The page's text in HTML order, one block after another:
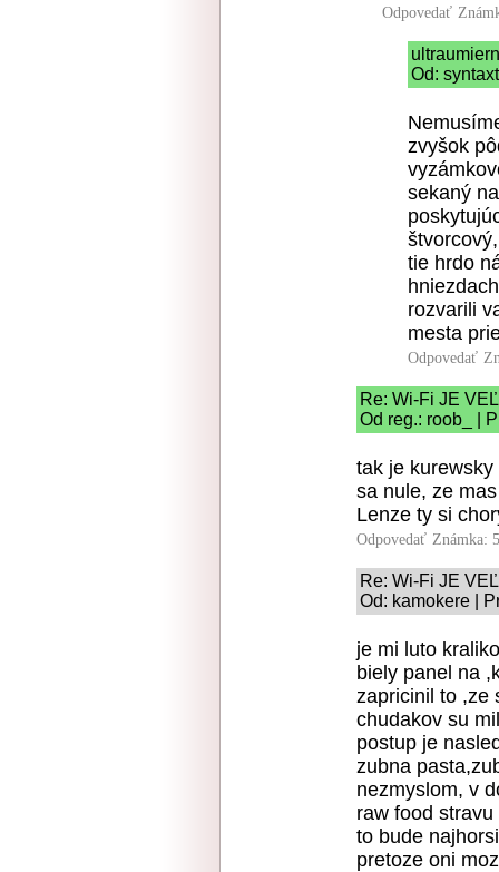
Odpovedať
Od:
zvyšok
sekaný
tie hrdo
rozvarili
mesta
Odpovedať
Re: Wi-Fi JE
Od reg.: roob_ |
tak je
sa nule, ze
Lenze ty si
Odpovedať Známka:
Re: Wi-Fi JE
Od: kamokere |
je mi luto
biely panel na
zapricinil to ,ze
chudakov su
postup je
zubna
nezmyslom, v
raw food
to bude
pretoze oni